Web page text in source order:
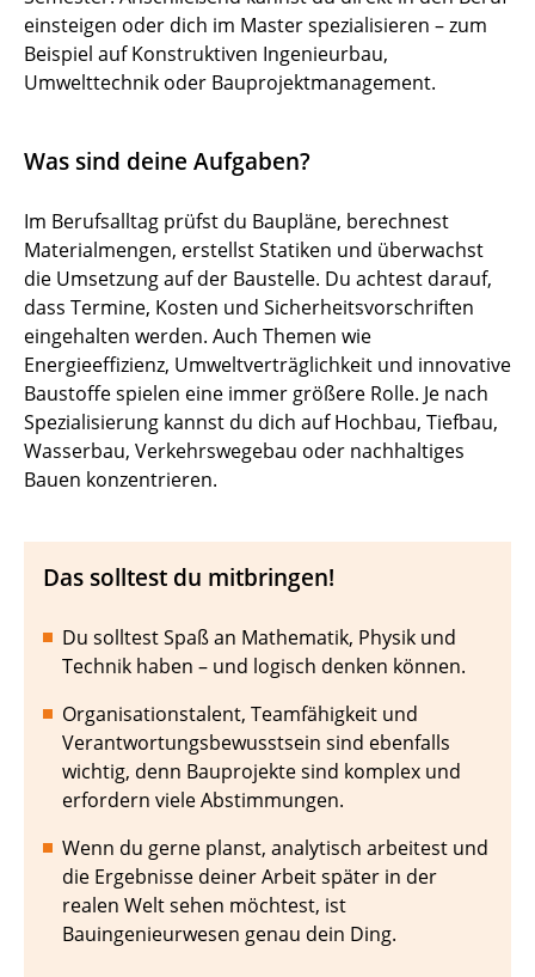
einsteigen oder dich im Master spezialisieren – zum
Beispiel auf Konstruktiven Ingenieurbau,
Umwelttechnik oder Bauprojektmanagement.
Was sind deine Aufgaben?
Im Berufsalltag prüfst du Baupläne, berechnest
Materialmengen, erstellst Statiken und überwachst
die Umsetzung auf der Baustelle. Du achtest darauf,
dass Termine, Kosten und Sicherheitsvorschriften
eingehalten werden. Auch Themen wie
Energieeffizienz, Umweltverträglichkeit und innovative
Baustoffe spielen eine immer größere Rolle. Je nach
Spezialisierung kannst du dich auf Hochbau, Tiefbau,
Wasserbau, Verkehrswegebau oder nachhaltiges
Bauen konzentrieren.
Das solltest du mitbringen!
Du solltest Spaß an Mathematik, Physik und
Technik haben – und logisch denken können.
Organisationstalent, Teamfähigkeit und
Verantwortungsbewusstsein sind ebenfalls
wichtig, denn Bauprojekte sind komplex und
erfordern viele Abstimmungen.
Wenn du gerne planst, analytisch arbeitest und
die Ergebnisse deiner Arbeit später in der
realen Welt sehen möchtest, ist
Bauingenieurwesen genau dein Ding.